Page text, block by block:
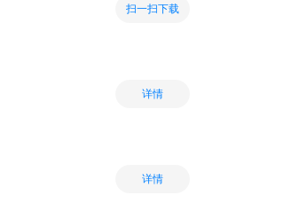
扫一扫下载
详情
详情